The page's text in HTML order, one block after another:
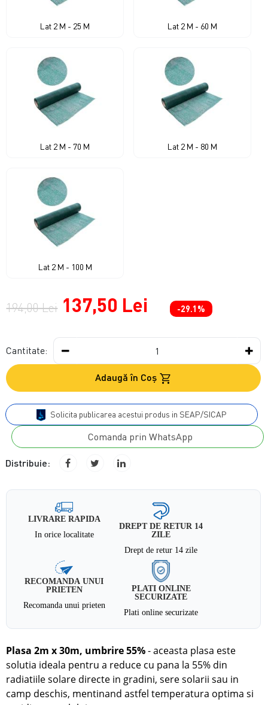
Lat 2 M - 25 M Lat 2 M - 60 M
Lat 2 M - 70 M Lat 2 M - 80 M
Lat 2 M - 100 M
194,00 Lei 137,50 Lei -29.1%
Cantitate:
Adaugă în Coş
Solicita publicarea acestui produs in SEAP/SICAP
Comanda prin WhatsApp
Distribuie:
LIVRARE RAPIDA
In orice localitate
DREPT DE RETUR 14
ZILE
Drept de retur 14 zile
RECOMANDA UNUI
PRIETEN
Recomanda unui prieten
PLATI ONLINE
SECURIZATE
Plati online securizate
Plasa 2m x 30m, umbrire 55%- aceasta plasa este
solutia ideala pentru a reduce cu pana la 55% din
radiatiile solare directe in gradini, sere solarii sau in
camp deschis, mentinand astfel temperatura optima si